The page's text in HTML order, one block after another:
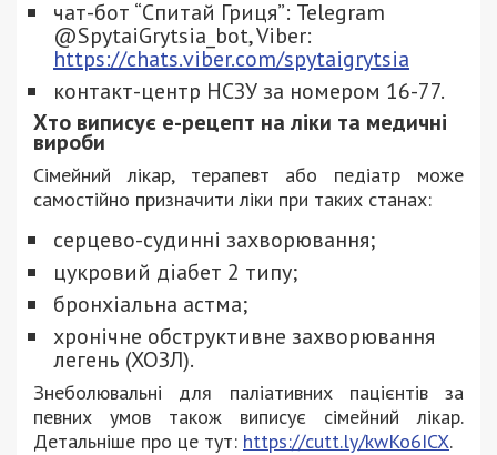
чат-бот “Спитай Гриця”: Telegram
@SpytaiGrytsia_bot, Viber:
https://chats.viber.com/spytaigrytsia
контакт-центр НСЗУ за номером 16-77.
Хто виписує е-рецепт на ліки та медичні
вироби
Сімейний лікар, терапевт або педіатр може
самостійно призначити ліки при таких станах:
серцево-судинні захворювання;
цукровий діабет 2 типу;
бронхіальна астма;
хронічне обструктивне захворювання
легень (ХОЗЛ).
Знеболювальні для паліативних пацієнтів за
певних умов також виписує сімейний лікар.
Детальніше про це тут: https://cutt.ly/kwKo6ICX.